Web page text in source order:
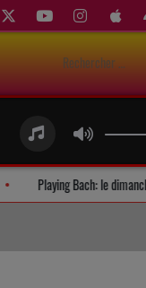
d'auditeurs